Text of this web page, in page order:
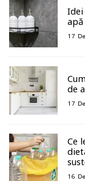
17
de
17
Ce
16